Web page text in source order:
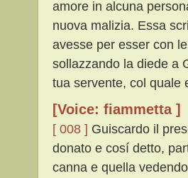
amore in alcuna
nuova malizia. Essa
avesse per esser con
sollazzando la diede a
tua servente, col quale
[Voice: fiammetta ]
[ 008 ] Guiscardo il
donato e cosí detto,
canna e quella